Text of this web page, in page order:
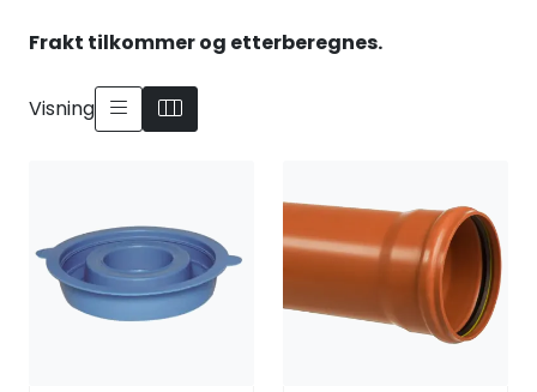
Frakt tilkommer og etterberegnes.
Visning